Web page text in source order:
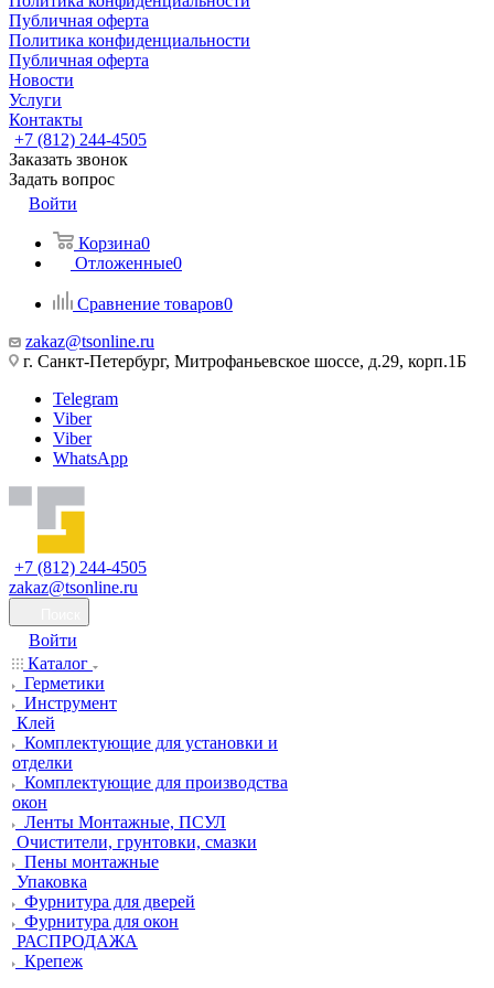
Публичная оферта
Политика конфиденциальности
Публичная оферта
Новости
Услуги
Контакты
+7 (812) 244-4505
Заказать звонок
Задать вопрос
Войти
Корзина0
Отложенные0
Сравнение товаров0
zakaz@tsonline.ru
г. Санкт-Петербург, Митрофаньевское шоссе, д.29, корп.1Б
Telegram
Viber
Viber
WhatsApp
+7 (812) 244-4505
zakaz@tsonline.ru
Войти
Каталог
Герметики
Инструмент
Клей
Комплектующие для установки и
отделки
Комплектующие для производства
окон
Ленты Монтажные, ПСУЛ
Очистители, грунтовки, смазки
Пены монтажные
Упаковка
Фурнитура для дверей
Фурнитура для окон
РАСПРОДАЖА
Крепеж